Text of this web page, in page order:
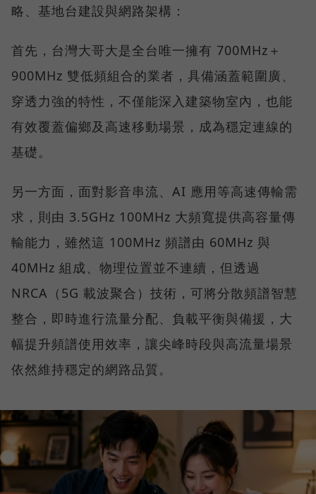
略、基地台建設與網路架構：
首先，台灣大哥大是全台唯一擁有 700MHz＋
900MHz 雙低頻組合的業者，具備涵蓋範圍廣、
穿透力強的特性，不僅能深入建築物室內，也能
有效覆蓋偏鄉及高速移動場景，成為穩定連線的
基礎。
另一方面，面對影音串流、AI 應用等高速傳輸需
求，則由 3.5GHz 100MHz 大頻寬提供高容量傳
輸能力，雖然這 100MHz 頻譜由 60MHz 與
40MHz 組成、物理位置並不連續，但透過
NRCA（5G 載波聚合）技術，可將分散頻譜智慧
整合，即時進行流量分配、負載平衡與備援，大
幅提升頻譜使用效率，讓尖峰時段與高流量場景
依然維持穩定的網路品質。